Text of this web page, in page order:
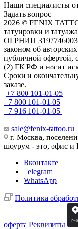
Наши специалисты
Задать вопрос
2026 © FENIX
татуировки и
ОГРНИП
законом об
публичной офертой,
(2) ГК РФ и носит
Сроки и
заказе.
+7 800 101-01-05
+7 800 101-01-05
+7 916 101-01-05
sale@fenix-tattoo.ru
г. Москва,
шоурум - это, офис и
Вконтакте
Telegram
WhatsApp
Политика
оферта Реквизиты